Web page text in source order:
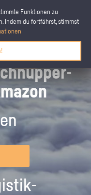
Funktionen zu
Indem du fortfährst, stimmst